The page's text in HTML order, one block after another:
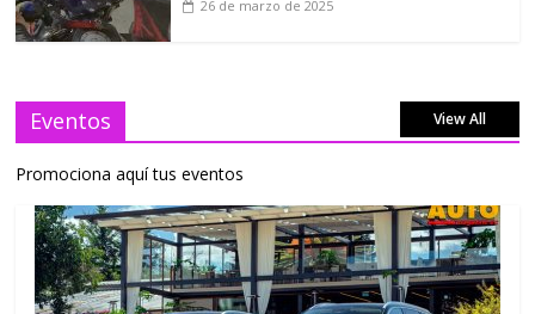
26 de marzo de 2025
Eventos View All
Promociona aquí tus eventos